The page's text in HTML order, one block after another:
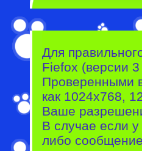
Для
Fiefox (версии
Проверенными
как 1024x768,
Ваше
В случае если
либо